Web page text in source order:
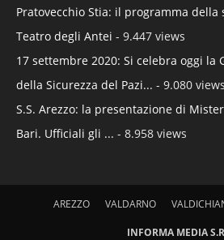
Pratovecchio Stia: il programma della
Teatro degli Antei - 9.447 views
17 settembre 2020: Si celebra oggi la
della Sicurezza del Pazi... - 9.080 views
S.S. Arezzo: la presentazione di
Bari. Ufficiali gli ... - 8.958 views
AREZZO VALDARNO
INFORMA MEDIA